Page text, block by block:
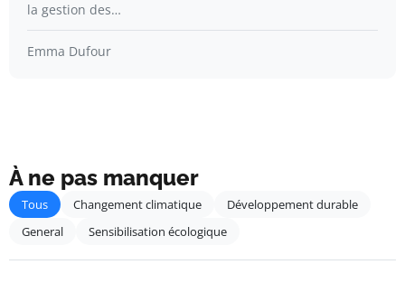
la gestion des…
Emma Dufour
À ne pas manquer
Tous Changement climatique
Développement durable
General
Sensibilisation écologique